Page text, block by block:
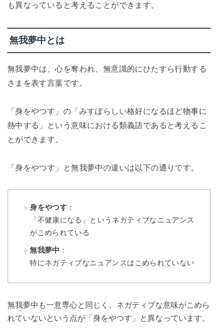
も異なっていると考えることができます。
無我夢中とは
無我夢中は、心を奪われ、無意識的にひたすら行動する
さまを表す言葉です。
「身をやつす」の「みすぼらしい格好になるほど物事に
熱中する」という意味における類義語であると考えるこ
とができます。
「身をやつす」と無我夢中の違いは以下の通りです。
身をやつす ：
「不健康になる」というネガティブなニュアンス
がこめられている
無我夢中 ：
特にネガティブなニュアンスはこめられていない
無我夢中も一意専心と同じく、ネガティブな意味がこめら
れていないという点が「身をやつす」と異なっています。